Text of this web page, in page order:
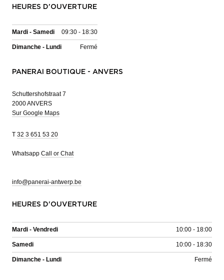
HEURES D'OUVERTURE
Mardi - Samedi 09:30 - 18:30
Dimanche - Lundi Fermé
PANERAI BOUTIQUE - ANVERS
Schuttershofstraat 7
2000 ANVERS
Sur Google Maps
T 32 3 651 53 20
Whatsapp Call or Chat
info@panerai-antwerp.be
HEURES D'OUVERTURE
Mardi - Vendredi 10:00 - 18:00
Samedi 10:00 - 18:30
Dimanche - Lundi Fermé